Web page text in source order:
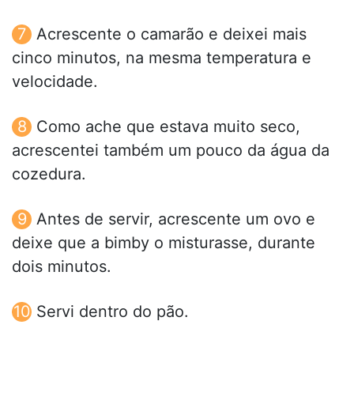
Acrescente o camarão e deixei mais
cinco minutos, na mesma temperatura e
velocidade.
Como ache que estava muito seco,
acrescentei também um pouco da água da
cozedura.
Antes de servir, acrescente um ovo e
deixe que a bimby o misturasse, durante
dois minutos.
Servi dentro do pão.